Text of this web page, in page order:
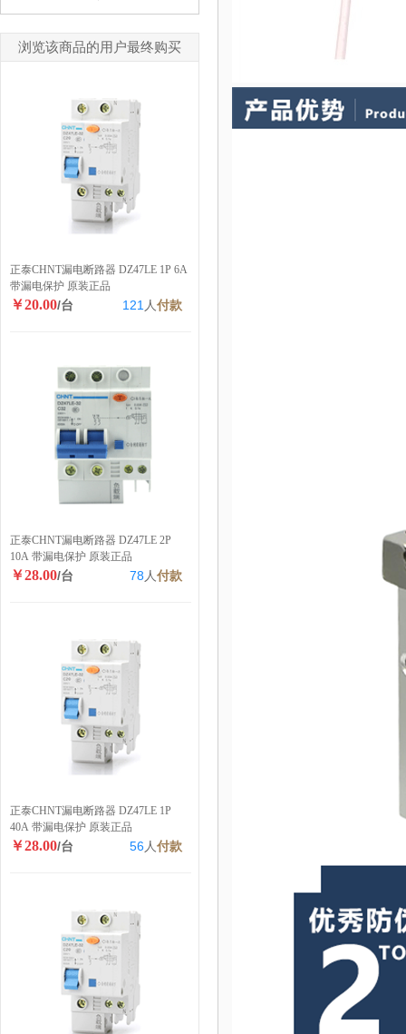
浏览该商品的用户最终购买
正泰CHNT漏电断路器 DZ47LE 1P 6A
带漏电保护 原装正品
￥20.00/台 121 人付款
正泰CHNT漏电断路器 DZ47LE 2P
10A 带漏电保护 原装正品
￥28.00/台 78 人付款
正泰CHNT漏电断路器 DZ47LE 1P
40A 带漏电保护 原装正品
￥28.00/台 56人付款